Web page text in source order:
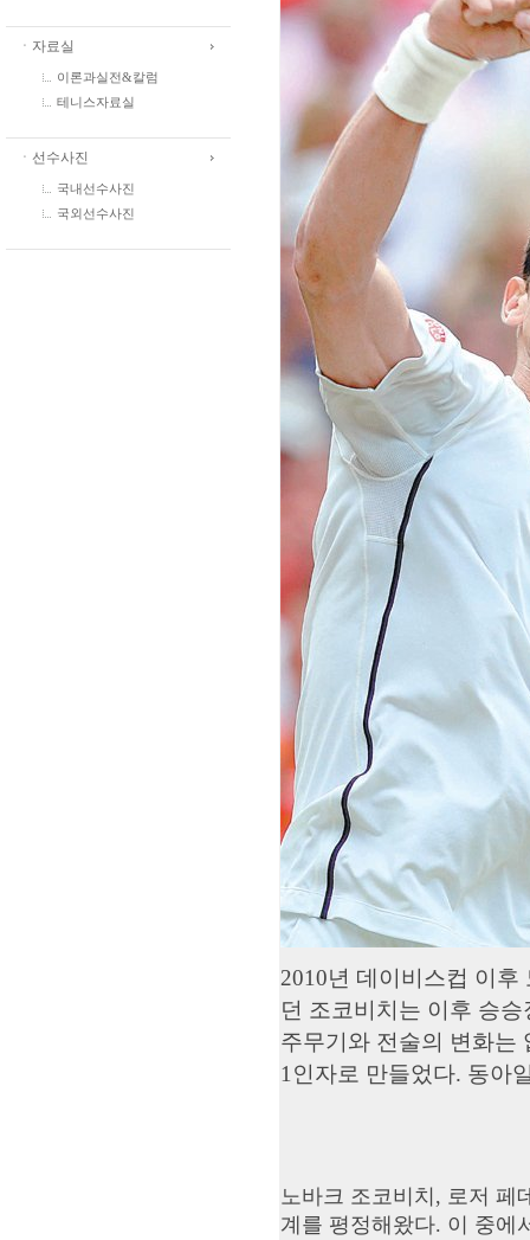
ㆍ자료실
이론과실전&칼럼
테니스자료실
ㆍ선수사진
국내선수사진
국외선수사진
2010년 데이비스컵 이
던 조코비치는 이후 승
주무기와 전술의 변화는
1인자로 만들었다. 동아
노바크 조코비치, 로저 페
계를 평정해왔다. 이 중에